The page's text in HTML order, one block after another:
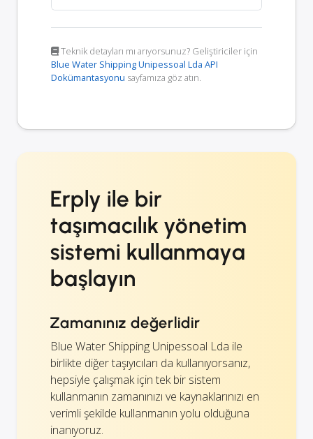
Teknik detayları mı arıyorsunuz? Geliştiriciler için
Blue Water Shipping Unipessoal Lda API
Dokümantasyonu sayfamıza göz atın.
Erply ile bir
taşımacılık yönetim
sistemi kullanmaya
başlayın
Zamanınız değerlidir
Blue Water Shipping Unipessoal Lda ile
birlikte diğer taşıyıcıları da kullanıyorsanız,
hepsiyle çalışmak için tek bir sistem
kullanmanın zamanınızı ve kaynaklarınızı en
verimli şekilde kullanmanın yolu olduğuna
inanıyoruz.